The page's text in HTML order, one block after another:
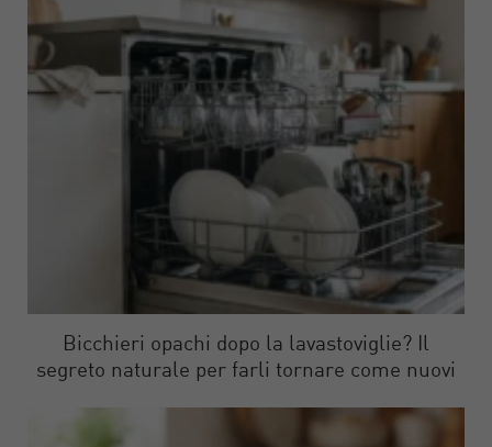
Bicchieri opachi dopo la lavastoviglie? Il
segreto naturale per farli tornare come nuovi